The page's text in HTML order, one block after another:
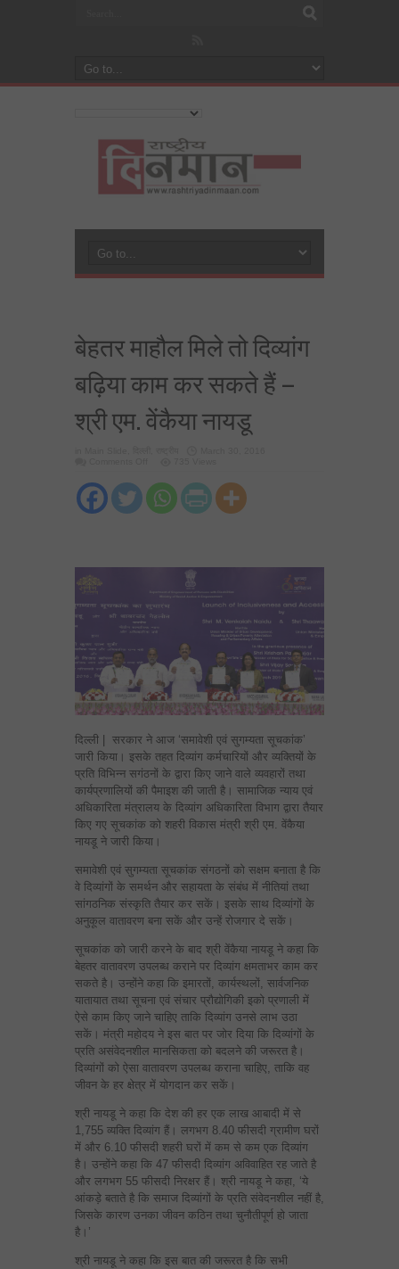
बेहतर माहौल मिले तो दिव्यांग
बढ़िया काम कर सकते हैं –
श्री एम. वेंकैया नायडू
माहौल
मिले
दिव्यांग
हैं
वेंकैया
नायडू
दिल्ली | सरकार ने आज ‘समावेशी एवं सुगम्यता सूचकांक’
जारी किया। इसके तहत दिव्यांग कर्मचारियों और व्यक्तियों के
प्रति विभिन्न सगंठनों के द्वारा किए जाने वाले व्यवहारों तथा
कार्यप्रणालियों की पैमाइश की जाती है। सामाजिक न्याय एवं
अधिकारिता मंत्रालय के दिव्यांग अधिकारिता विभाग द्वारा तैयार
किए गए सूचकांक को शहरी विकास मंत्री श्री एम. वेंकैया
नायडू ने जारी किया।
समावेशी एवं सुगम्यता सूचकांक संगठनों को सक्षम बनाता है कि
वे दिव्यांगों के समर्थन और सहायता के संबंध में नीतियां तथा
सांगठनिक संस्कृति तैयार कर सकें। इसके साथ दिव्यांगों के
अनुकूल वातावरण बना सकें और उन्हें रोजगार दे सकें।
सूचकांक को जारी करने के बाद श्री वेंकैया नायडू ने कहा कि
बेहतर वातावरण उपलब्ध कराने पर दिव्यांग क्षमताभर काम कर
सकते है। उन्होंने कहा कि इमारतों, कार्यस्थलों, सार्वजनिक
यातायात तथा सूचना एवं संचार प्रौद्योगिकी इको प्रणाली में
ऐसे काम किए जाने चाहिए ताकि दिव्यांग उनसे लाभ उठा
सकें। मंत्री महोदय ने इस बात पर जोर दिया कि दिव्यांगों के
प्रति असंवेदनशील मानसिकता को बदलने की जरूरत है।
दिव्यांगों को ऐसा वातावरण उपलब्ध कराना चाहिए, ताकि वह
जीवन के हर क्षेत्र में योगदान कर सकें।
श्री नायडू ने कहा कि देश की हर एक लाख आबादी में से
1,755 व्यक्ति दिव्यांग हैं। लगभग 8.40 फीसदी ग्रामीण घरों
में और 6.10 फीसदी शहरी घरों में कम से कम एक दिव्यांग
है। उन्होंने कहा कि 47 फीसदी दिव्यांग अविवाहित रह जाते है
और लगभग 55 फीसदी निरक्षर हैं। श्री नायडू ने कहा, ‘ये
आंकड़े बताते है कि समाज दिव्यांगों के प्रति संवेदनशील नहीं है,
जिसके कारण उनका जीवन कठिन तथा चुनौतीपूर्ण हो जाता
है।’
श्री नायडू ने कहा कि इस बात की जरूरत है कि सभी